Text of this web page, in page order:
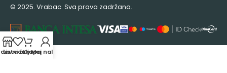
© 2025. Vrabac. Sva prava zadržana.
Lista željaKorpaMoj nalog